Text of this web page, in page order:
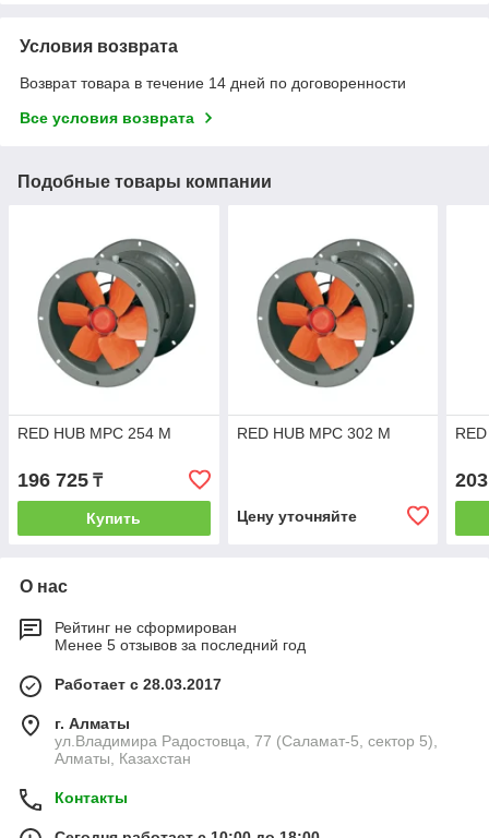
Условия возврата
Возврат товара в течение 14 дней по договоренности
Все условия возврата
Подобные товары компании
RED HUB MPС 254 M
196 725 ₸
Купить
RED HUB MPС 302 M
Цену уточняйте
О нас
Рейтинг не сформирован
Менее 5 отзывов за последний год
Работает с 28.03.2017
г. Алматы
ул.Владимира Радостовца, 77 (Саламат-5, сектор 5),
Алматы, Казахстан
Контакты